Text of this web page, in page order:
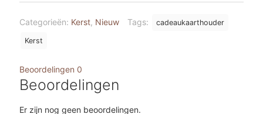
Categorieën: Kerst, Nieuw Tags: cadeaukaarthouder
Kerst
Beoordelingen 0
Beoordelingen
Er zijn nog geen beoordelingen.